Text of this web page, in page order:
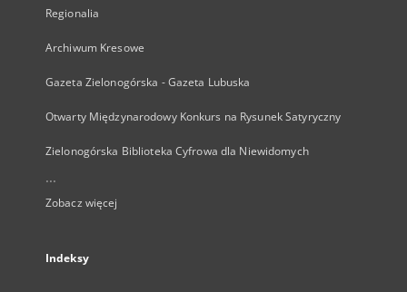
Regionalia
Archiwum Kresowe
Gazeta Zielonogórska - Gazeta Lubuska
Otwarty Międzynarodowy Konkurs na Rysunek Satyryczny
Zielonogórska Biblioteka Cyfrowa dla Niewidomych
...
Zobacz więcej
Indeksy